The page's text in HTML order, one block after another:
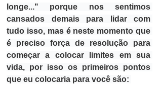
longe..." porque nos sentimos
cansados demais para lidar com
tudo isso, mas é neste momento que
começar a colocar limites em sua
vida, por isso os primeiros pontos
que eu colocaria para você são: